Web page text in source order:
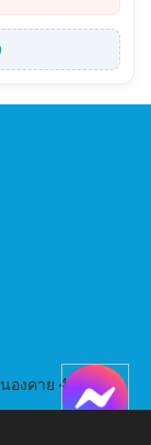
องคาย 43000